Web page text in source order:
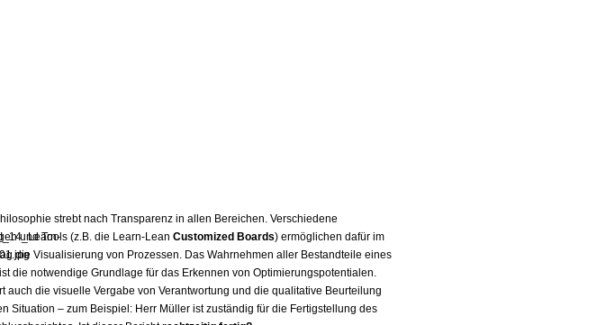
strebt nach Transparenz in allen Bereichen. Verschiedene
und Tools (z.B. die Learn-Lean Customized Boards) ermöglichen dafür im
die Visualisierung von Prozessen. Das Wahrnehmen aller Bestandteile eines
die notwendige Grundlage für das Erkennen von Optimierungspotentialen.
auch die visuelle Vergabe von Verantwortung und die qualitative Beurteilung
Situation – zum Beispiel: Herr Müller ist zuständig für die Fertigstellung des